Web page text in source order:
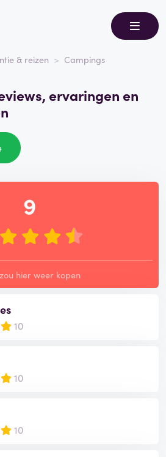
& reizen
Campings
ervaringen en
10
10
10
9
zou hier weer kopen